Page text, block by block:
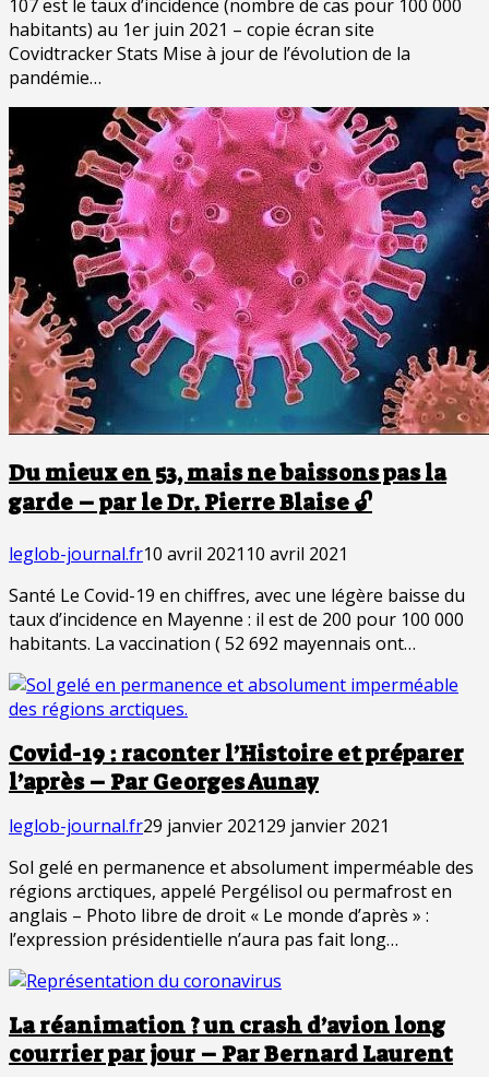
107 est le taux d’incidence (nombre de cas pour 100 000
habitants) au 1er juin 2021 – copie écran site
Covidtracker Stats Mise à jour de l’évolution de la
pandémie…
Du mieux en 53, mais ne baissons pas la
garde – par le Dr. Pierre Blaise 🔓
leglob-journal.fr10 avril 2021 10 avril 2021
Santé Le Covid-19 en chiffres, avec une légère baisse du
taux d’incidence en Mayenne : il est de 200 pour 100 000
habitants. La vaccination ( 52 692 mayennais ont…
Covid-19 : raconter l’Histoire et préparer
l’après – Par Georges Aunay
leglob-journal.fr29 janvier 202129 janvier 2021
Sol gelé en permanence et absolument imperméable des
régions arctiques, appelé Pergélisol ou permafrost en
anglais – Photo libre de droit « Le monde d’après » :
l’expression présidentielle n’aura pas fait long…
La réanimation ? un crash d’avion long
courrier par jour – Par Bernard Laurent